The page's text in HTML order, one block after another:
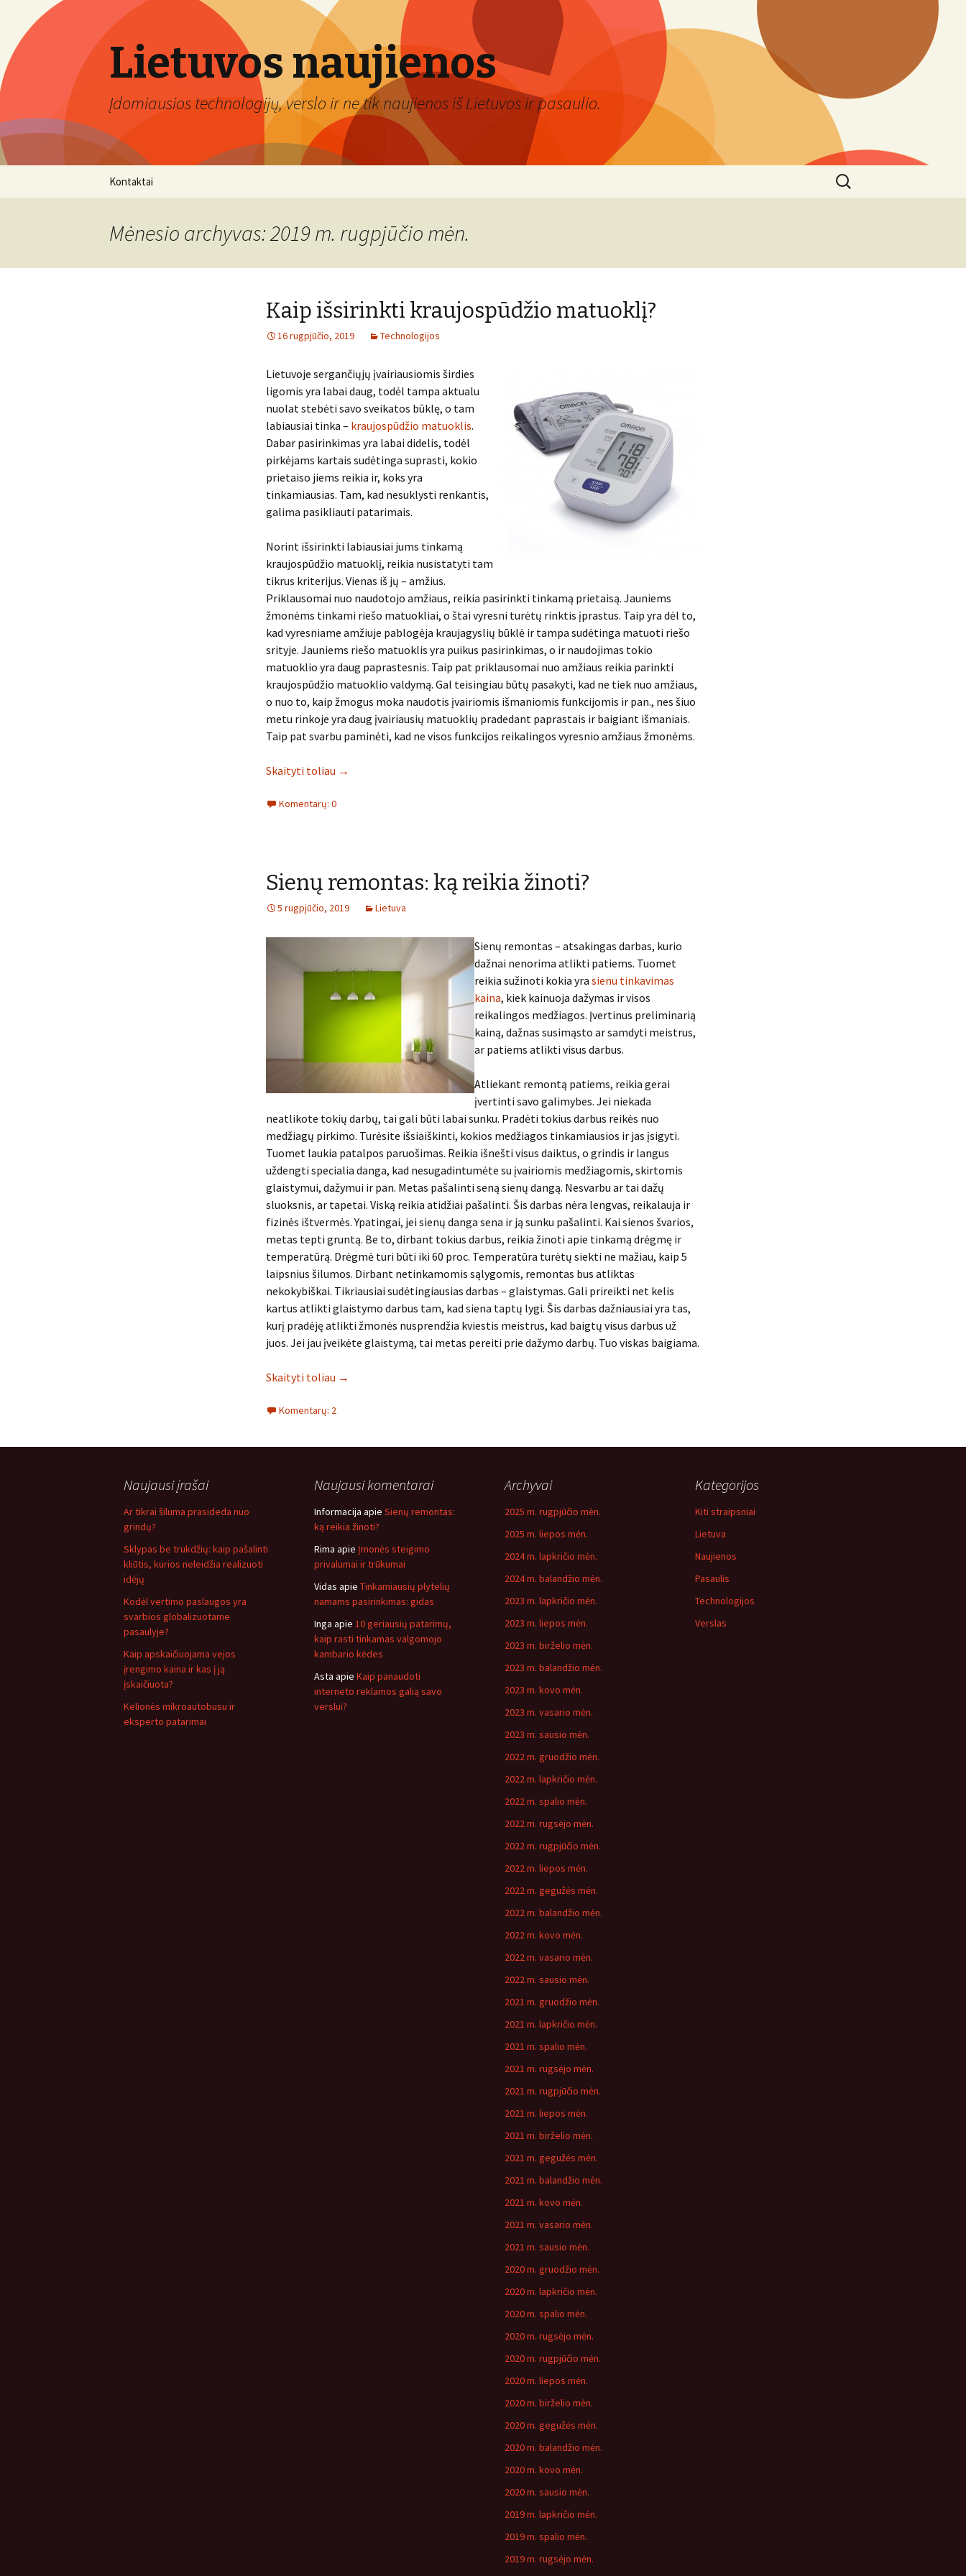
Lietuvos naujienos
Įdomiausios technologijų, verslo ir ne tik naujienos iš Lietuvos ir pasaulio.
Kontaktai
Ieškoti:
Mėnesio archyvas: 2019 m. rugpjūčio mėn.
Kaip išsirinkti kraujospūdžio matuoklį?
16 rugpjūčio, 2019 Technologijos
Lietuvoje sergančiųjų įvairiausiomis širdies
ligomis yra labai daug, todėl tampa aktualu
nuolat stebėti savo sveikatos būklę, o tam
labiausiai tinka – kraujospūdžio matuoklis.
Dabar pasirinkimas yra labai didelis, todėl
pirkėjams kartais sudėtinga suprasti, kokio
prietaiso jiems reikia ir, koks yra
tinkamiausias. Tam, kad nesuklysti renkantis,
galima pasikliauti patarimais.
Norint išsirinkti labiausiai jums tinkamą
kraujospūdžio matuoklį, reikia nusistatyti tam
tikrus kriterijus. Vienas iš jų – amžius.
Priklausomai nuo naudotojo amžiaus, reikia pasirinkti tinkamą prietaisą. Jauniems
žmonėms tinkami riešo matuokliai, o štai vyresni turėtų rinktis įprastus. Taip yra dėl to,
kad vyresniame amžiuje pablogėja kraujagyslių būklė ir tampa sudėtinga matuoti riešo
srityje. Jauniems riešo matuoklis yra puikus pasirinkimas, o ir naudojimas tokio
matuoklio yra daug paprastesnis. Taip pat priklausomai nuo amžiaus reikia parinkti
kraujospūdžio matuoklio valdymą. Gal teisingiau būtų pasakyti, kad ne tiek nuo amžiaus,
o nuo to, kaip žmogus moka naudotis įvairiomis išmaniomis funkcijomis ir pan., nes šiuo
metu rinkoje yra daug įvairiausių matuoklių pradedant paprastais ir baigiant išmaniais.
Taip pat svarbu paminėti, kad ne visos funkcijos reikalingos vyresnio amžiaus žmonėms.
Skaityti toliau →
Komentarų: 0
Sienų remontas: ką reikia žinoti?
5 rugpjūčio, 2019 Lietuva
Sienų remontas – atsakingas darbas, kurio
dažnai nenorima atlikti patiems. Tuomet
reikia sužinoti kokia yra sienu tinkavimas
kaina, kiek kainuoja dažymas ir visos
reikalingos medžiagos. Įvertinus preliminarią
kainą, dažnas susimąsto ar samdyti meistrus,
ar patiems atlikti visus darbus.
Atliekant remontą patiems, reikia gerai
įvertinti savo galimybes. Jei niekada
neatlikote tokių darbų, tai gali būti labai sunku. Pradėti tokius darbus reikės nuo
medžiagų pirkimo. Turėsite išsiaiškinti, kokios medžiagos tinkamiausios ir jas įsigyti.
Tuomet laukia patalpos paruošimas. Reikia išnešti visus daiktus, o grindis ir langus
uždengti specialia danga, kad nesugadintumėte su įvairiomis medžiagomis, skirtomis
glaistymui, dažymui ir pan. Metas pašalinti seną sienų dangą. Nesvarbu ar tai dažų
sluoksnis, ar tapetai. Viską reikia atidžiai pašalinti. Šis darbas nėra lengvas, reikalauja ir
fizinės ištvermės. Ypatingai, jei sienų danga sena ir ją sunku pašalinti. Kai sienos švarios,
metas tepti gruntą. Be to, dirbant tokius darbus, reikia žinoti apie tinkamą drėgmę ir
temperatūrą. Drėgmė turi būti iki 60 proc. Temperatūra turėtų siekti ne mažiau, kaip 5
laipsnius šilumos. Dirbant netinkamomis sąlygomis, remontas bus atliktas
nekokybiškai. Tikriausiai sudėtingiausias darbas – glaistymas. Gali prireikti net kelis
kartus atlikti glaistymo darbus tam, kad siena taptų lygi. Šis darbas dažniausiai yra tas,
kurį pradėję atlikti žmonės nusprendžia kviestis meistrus, kad baigtų visus darbus už
juos. Jei jau įveikėte glaistymą, tai metas pereiti prie dažymo darbų. Tuo viskas baigiama.
Skaityti toliau →
Komentarų: 2
Naujausi įrašai
Ar tikrai šiluma prasideda nuo
grindų?
Sklypas be trukdžių: kaip pašalinti
kliūtis, kurios neleidžia realizuoti
idėjų
Kodėl vertimo paslaugos yra
svarbios globalizuotame
pasaulyje?
Kaip apskaičiuojama vejos
įrengimo kaina ir kas į ją
įskaičiuota?
Kelionės mikroautobusu ir
eksperto patarimai
Naujausi komentarai
Informacija apie Sienų remontas:
ką reikia žinoti?
Rima apie Įmonės steigimo
privalumai ir trūkumai
Vidas apie Tinkamiausių plytelių
namams pasirinkimas: gidas
Inga apie 10 geriausių patarimų,
kaip rasti tinkamas valgomojo
kambario kėdes
Asta apie Kaip panaudoti
interneto reklamos galią savo
verslui?
Archyvai
2025 m. rugpjūčio mėn.
2025 m. liepos mėn.
2024 m. lapkričio mėn.
2024 m. balandžio mėn.
2023 m. lapkričio mėn.
2023 m. liepos mėn.
2023 m. birželio mėn.
2023 m. balandžio mėn.
2023 m. kovo mėn.
2023 m. vasario mėn.
2023 m. sausio mėn.
2022 m. gruodžio mėn.
2022 m. lapkričio mėn.
2022 m. spalio mėn.
2022 m. rugsėjo mėn.
2022 m. rugpjūčio mėn.
2022 m. liepos mėn.
2022 m. gegužės mėn.
2022 m. balandžio mėn.
2022 m. kovo mėn.
2022 m. vasario mėn.
2022 m. sausio mėn.
2021 m. gruodžio mėn.
2021 m. lapkričio mėn.
2021 m. spalio mėn.
2021 m. rugsėjo mėn.
2021 m. rugpjūčio mėn.
2021 m. liepos mėn.
2021 m. birželio mėn.
2021 m. gegužės mėn.
2021 m. balandžio mėn.
2021 m. kovo mėn.
2021 m. vasario mėn.
2021 m. sausio mėn.
2020 m. gruodžio mėn.
2020 m. lapkričio mėn.
2020 m. spalio mėn.
2020 m. rugsėjo mėn.
2020 m. rugpjūčio mėn.
2020 m. liepos mėn.
2020 m. birželio mėn.
2020 m. gegužės mėn.
2020 m. balandžio mėn.
2020 m. kovo mėn.
2020 m. sausio mėn.
2019 m. lapkričio mėn.
2019 m. spalio mėn.
2019 m. rugsėjo mėn.
Kategorijos
Kiti straipsniai
Lietuva
Naujienos
Pasaulis
Technologijos
Verslas